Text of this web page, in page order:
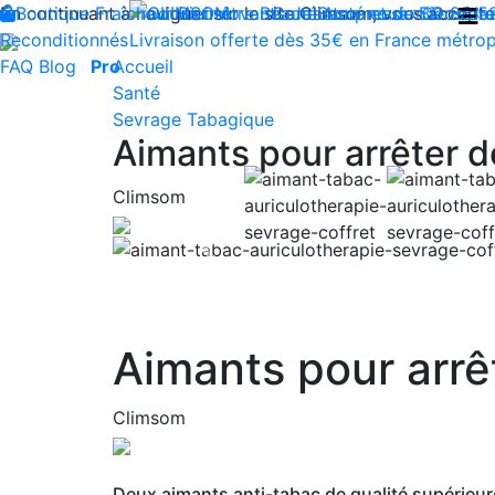
En continuant à naviguer sur le site Climsom, vous
Produits innovants de Santé et de Bien-
Livraison offerte dès 35€ en France
Contactez-nous : 02 85
Boutique Fraîcheur Bien-être Beauté Acupression Dos
Reconditionnés
FAQ Blog ProAccueil
Santé
Sevrage Tabagique
Aimants pour arrêter
Climsom
Previous
Aimants pour
Climsom